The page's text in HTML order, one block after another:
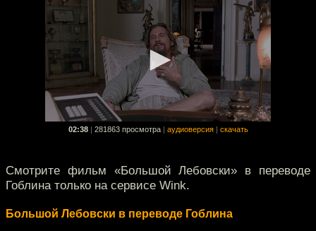
02:38 281863 просмотра аудиоверсия скачать
Смотрите фильм «Большой Лебовски» в переводе
Гоблина только на сервисе Wink.
Большой Лебовски в переводе Гоблина